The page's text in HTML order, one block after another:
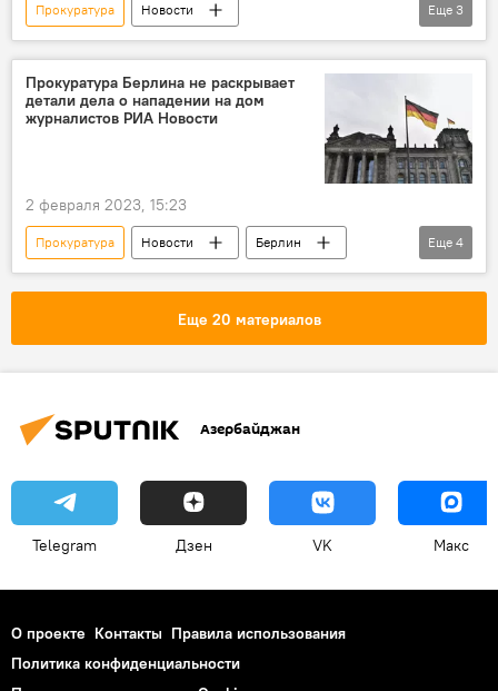
Прокуратура
Новости
Нахчыванская Автономная Республика
кадровые перестановки
Генпрокуратура Азербайджана
Еще 3
Прокуратура Берлина не раскрывает
детали дела о нападении на дом
журналистов РИА Новости
2 февраля 2023, 15:23
Прокуратура Новости
Берлин
нападение
РИА Новости
Дом
Еще 4
Еще 20 материалов
Азербайджан
Telegram Дзен VK Макс
О проекте Контакты Правила использования
Политика конфиденциальности